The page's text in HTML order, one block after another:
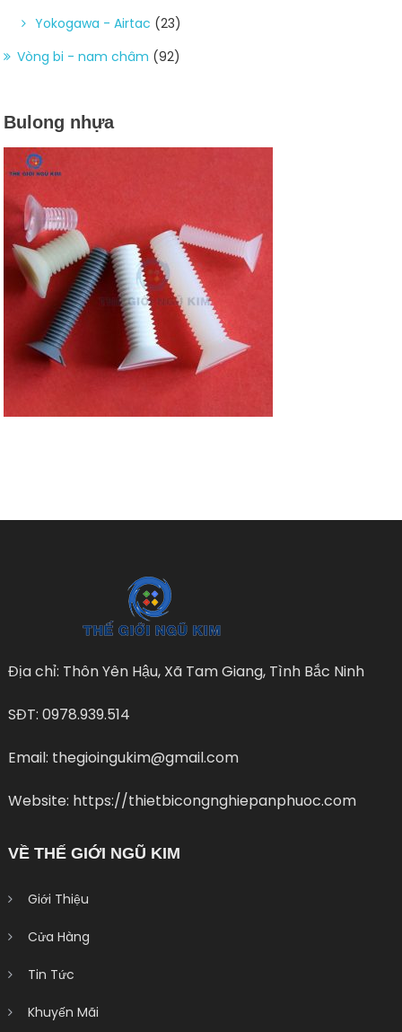
Yokogawa - Airtac (23)
Vòng bi - nam châm (92)
Bulong nhựa
Địa chỉ: Thôn Yên Hậu, Xã Tam Giang, Tình Bắc Ninh
SĐT: 0978.939.514
Email: thegioingukim@gmail.com
Website: https://thietbicongnghiepanphuoc.com
VỀ THẾ GIỚI NGŨ KIM
Giới Thiệu
Cửa Hàng
Tin Tức
Khuyến Mãi